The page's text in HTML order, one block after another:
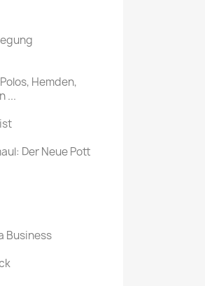
Hemden,
...
Der Neue Pott
Business